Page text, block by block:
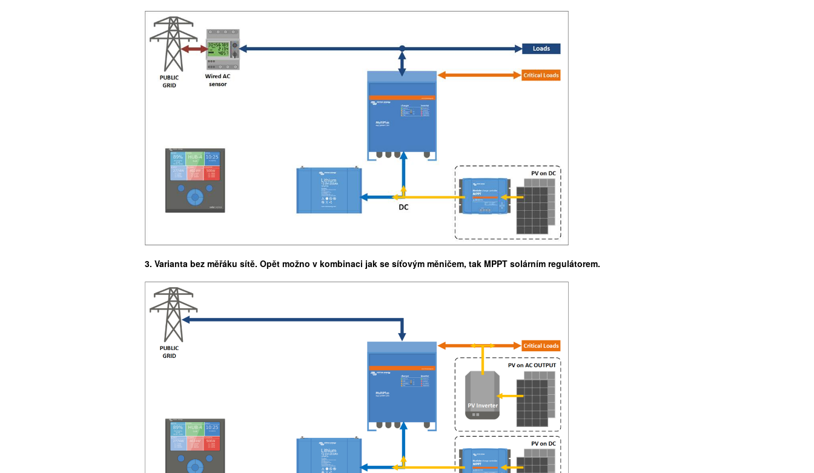
3. Varianta bez měřáku sítě. Opět možno v kombinaci jak se síťovým měničem, tak MPPT solárním regulátorem.